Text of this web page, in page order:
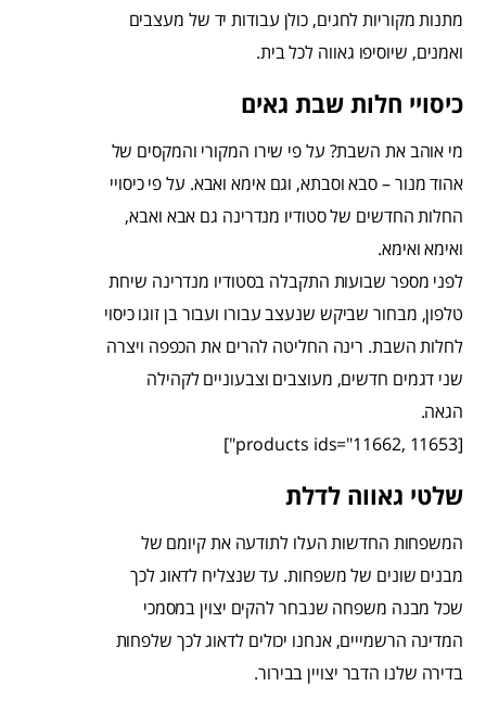
מתנות מקוריות לחגים, כולן עבודות יד של מעצבים
ואמנים, שיוסיפו גאווה לכל בית.
כיסויי חלות שבת גאים
מי אוהב את השבת? על פי שירו המקורי והמקסים של
אהוד מנור – סבא וסבתא, וגם אימא ואבא. על פי כיסויי
החלות החדשים של סטודיו מנדרינה גם אבא ואבא,
ואימא ואימא.
לפני מספר שבועות התקבלה בסטודיו מנדרינה שיחת
טלפון, מבחור שביקש שנעצב עבורו ועבור בן זוגו כיסוי
לחלות השבת. רינה החליטה להרים את הכפפה ויצרה
שני דגמים חדשים, מעוצבים וצבעוניים לקהילה
הגאה.
[products ids="11662, 11653"]
שלטי גאווה לדלת
המשפחות החדשות העלו לתודעה את קיומם של
מבנים שונים של משפחות. עד שנצליח לדאוג לכך
שכל מבנה משפחה שנבחר להקים יצוין במסמכי
המדינה הרשמייים, אנחנו יכולים לדאוג לכך שלפחות
בדירה שלנו הדבר יצויין בבירור.